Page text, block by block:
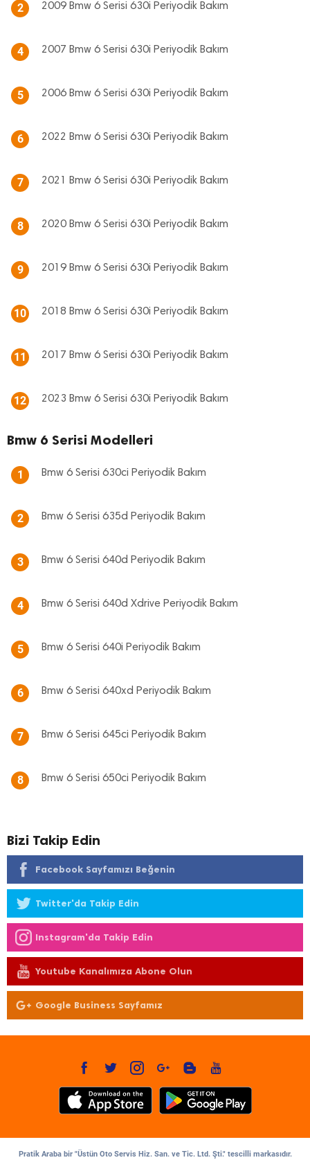
2 2009 Bmw 6 Serisi 630i Periyodik Bakım
4 2007 Bmw 6 Serisi 630i Periyodik Bakım
5 2006 Bmw 6 Serisi 630i Periyodik Bakım
6 2022 Bmw 6 Serisi 630i Periyodik Bakım
7 2021 Bmw 6 Serisi 630i Periyodik Bakım
8 2020 Bmw 6 Serisi 630i Periyodik Bakım
9 2019 Bmw 6 Serisi 630i Periyodik Bakım
10 2018 Bmw 6 Serisi 630i Periyodik Bakım
11 2017 Bmw 6 Serisi 630i Periyodik Bakım
12 2023 Bmw 6 Serisi 630i Periyodik Bakım
Bmw 6 Serisi Modelleri
1 Bmw 6 Serisi 630ci Periyodik Bakım
2 Bmw 6 Serisi 635d Periyodik Bakım
3 Bmw 6 Serisi 640d Periyodik Bakım
4 Bmw 6 Serisi 640d Xdrive Periyodik Bakım
5 Bmw 6 Serisi 640i Periyodik Bakım
6 Bmw 6 Serisi 640xd Periyodik Bakım
7 Bmw 6 Serisi 645ci Periyodik Bakım
8 Bmw 6 Serisi 650ci Periyodik Bakım
Bizi Takip Edin
Facebook Sayfamızı Beğenin
Twitter'da Takip Edin
Instagram'da Takip Edin
Youtube Kanalımıza Abone Olun
Google Business Sayfamız
Pratik Araba bir "Üstün Oto Servis Hiz. San. ve Tic. Ltd. Şti." tescilli markasıdır.